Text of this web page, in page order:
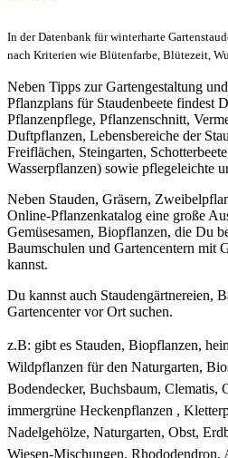
In der Datenbank für winterharte
nach Kriterien wie Blütenfarbe, Blütezeit,
Neben Tipps zur Gartengestaltung
Pflanzplans für Staudenbeete findest
Pflanzenpflege, Pflanzenschnitt,
Duftpflanzen, Lebensbereiche der
Freiflächen, Steingarten,
Wasserpflanzen) sowie pflegeleichte
Neben Stauden, Gräsern,
Online-Pflanzenkatalog eine große
Gemüsesamen, Biopflanzen, die Du
Baumschulen und Gartencentern mit
kannst.
Du kannst auch Staudengärtnereien,
Gartencenter vor Ort suchen.
z.B: gibt es Stauden, Biopflanzen,
Wildpflanzen für den Naturgarten,
Bodendecker, Buchsbaum, Clematis,
immergrüne Heckenpflanzen ,
Nadelgehölze, Naturgarten, Obst,
Wiesen-Mischungen, Rhododendron,